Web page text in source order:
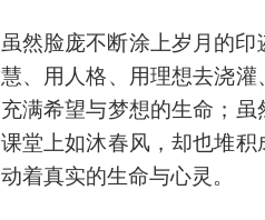
虽然脸庞不断涂上岁月的
慧、用人格、用理想去浇
充满希望与梦想的生命；
课堂上如沐春风，却也堆
动着真实的生命与心灵。